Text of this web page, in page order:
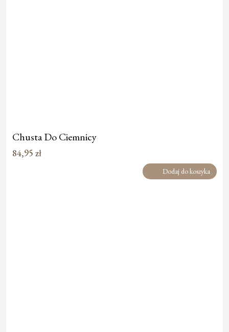
Chusta Do Ciemnicy
84,95 zł
Dodaj do koszyka